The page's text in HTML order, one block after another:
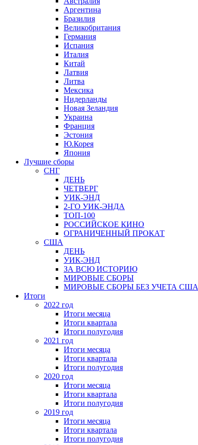
Аргентина
Бразилия
Великобритания
Германия
Испания
Италия
Китай
Латвия
Литва
Мексика
Нидерланды
Новая Зеландия
Украина
Франция
Эстония
Ю.Корея
Япония
Лучшие сборы
СНГ
ДЕНЬ
ЧЕТВЕРГ
УИК-ЭНД
2-ГО УИК-ЭНДА
ТОП-100
РОССИЙСКОЕ КИНО
ОГРАНИЧЕННЫЙ ПРОКАТ
США
ДЕНЬ
УИК-ЭНД
ЗА ВСЮ ИСТОРИЮ
МИРОВЫЕ СБОРЫ
МИРОВЫЕ СБОРЫ БЕЗ УЧЕТА США
Итоги
2022 год
Итоги месяца
Итоги квартала
Итоги полугодия
2021 год
Итоги месяца
Итоги квартала
Итоги полугодия
2020 год
Итоги месяца
Итоги квартала
Итоги полугодия
2019 год
Итоги месяца
Итоги квартала
Итоги полугодия